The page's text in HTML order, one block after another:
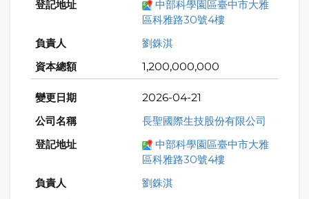
中部科學園區臺中市大雅
區科雅路30號4樓
劉銖淇
1,200,000,000
2026-04-21
長聖國際生技股份有限公司
中部科學園區臺中市大雅
區科雅路30號4樓
劉銖淇